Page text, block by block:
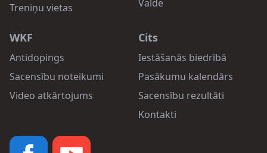
Treniņu vietas
Valde
WKF
Antidopings
Sacensību noteikumi
Video atkārtojums
Cits
Iestāšanās biedrībā
Pasākumu kalendārs
Sacensību rezultāti
Kontakti